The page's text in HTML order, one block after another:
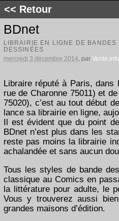
<< Retour
BDnet
LIBRAIRIE EN LIGNE DE BANDES
DESSINÉES
mercredi 3 décembre 2014 , par Vente.info
Libraire réputé à Paris,
rue de Charonne 75011) et
75020), c’est au tout début
lance sa librairie en ligne,
Il est évident que du point
BDnet n’est plus dans les
reste pas moins la librairie
achalandée et sans aucun
Tous les styles de bande
classique au Comics en
la littérature pour adulte, le
Vous y trouverez aussi
grandes maisons d’édition.